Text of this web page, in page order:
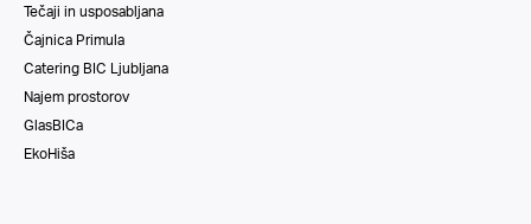
Tečaji in usposabljana
Čajnica Primula
Catering BIC Ljubljana
Najem prostorov
GlasBICa
EkoHiša